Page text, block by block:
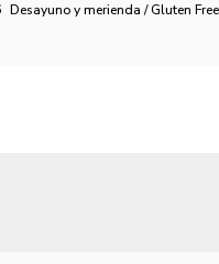
Desayuno y merienda / Gluten